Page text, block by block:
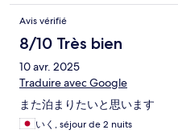
Avis vérifié
8/10 Très bien
10 avr. 2025
Traduire avec Google
また泊まりたいと思います
いく, séjour de 2 nuits